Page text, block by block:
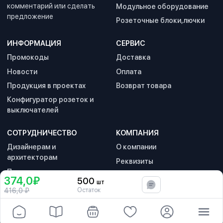
комментарий или сделать
предложение
Модульное оборудование
Розеточные блоки,лючки
ИНФОРМАЦИЯ
Промокоды
Новости
Продукция в проектах
Конфигуратор розеток и
выключателей
СЕРВИС
Доставка
Оплата
Возврат товара
СОТРУДНИЧЕСТВО
Дизайнерам и
архитекторам
Партнерам и дилерам
КОМПАНИЯ
О компании
Реквизиты
Контакты
Политика
конфиденциальности
374,0₽
416,0₽
500 шт
Остаток